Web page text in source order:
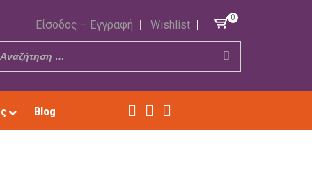
Είσοδος – Εγγραφή Wishlist
0
Blog